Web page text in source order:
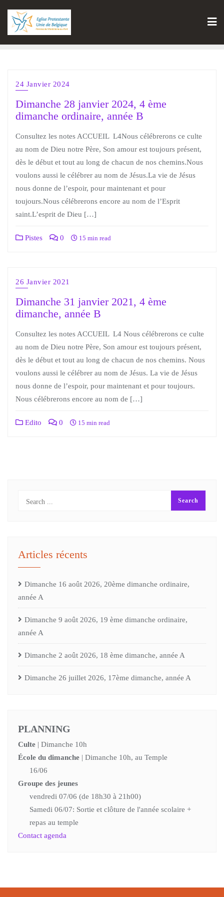
24 Janvier 2024
Dimanche 28 janvier 2024, 4 ème
dimanche ordinaire, année B
Consultez les notes ACCUEIL L4Nous célébrerons ce culte
au nom de Dieu notre Père, Son amour est toujours présent,
dès le début et tout au long de chacun de nos chemins.Nous
voulons aussi le célébrer au nom de Jésus.La vie de Jésus
nous donne de l’espoir, pour maintenant et pour
toujours.Nous célébrerons encore au nom de l’Esprit
saint.L’esprit de Dieu […]
Pistes 0 15 min read
26 Janvier 2021
Dimanche 31 janvier 2021, 4 ème
dimanche, année B
Consultez les notes ACCUEIL L4 Nous célébrerons ce culte
au nom de Dieu notre Père, Son amour est toujours présent,
dès le début et tout au long de chacun de nos chemins. Nous
voulons aussi le célébrer au nom de Jésus. La vie de Jésus
nous donne de l’espoir, pour maintenant et pour toujours.
Nous célébrerons encore au nom de […]
Edito 0 15 min read
Articles récents
Dimanche 16 août 2026, 20ème dimanche ordinaire,
année A
Dimanche 9 août 2026, 19 ème dimanche ordinaire,
année A
Dimanche 2 août 2026, 18 ème dimanche, année A
Dimanche 26 juillet 2026, 17ème dimanche, année A
PLANNING
Culte | Dimanche 10h
École du dimanche | Dimanche 10h, au Temple
16/06
Groupe des jeunes
vendredi 07/06 (de 18h30 à 21h00)
Samedi 06/07: Sortie et clôture de l'année scolaire +
repas au temple
Contact agenda